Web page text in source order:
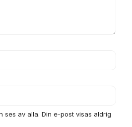
ses av alla. Din e-post visas aldrig